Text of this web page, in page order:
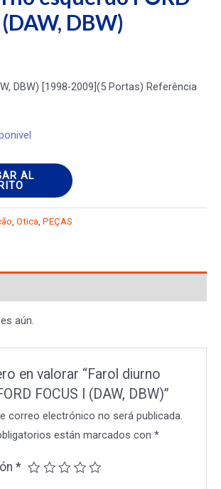
DBW)
DBW) [1998-2009](5 Portas) Referência
AL
Otica PEÇAS
aún.
en valorar “Farol diurno
FOCUS I (DAW, DBW)”
correo electrónico no será publicada.
están marcados con*
*